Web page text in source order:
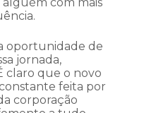
oportunidade de
jornada,
claro que o novo
feita por
corporação